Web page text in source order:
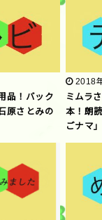
品！バック
原さとみの
2018
ミムラ
本！朗
ごナマ」